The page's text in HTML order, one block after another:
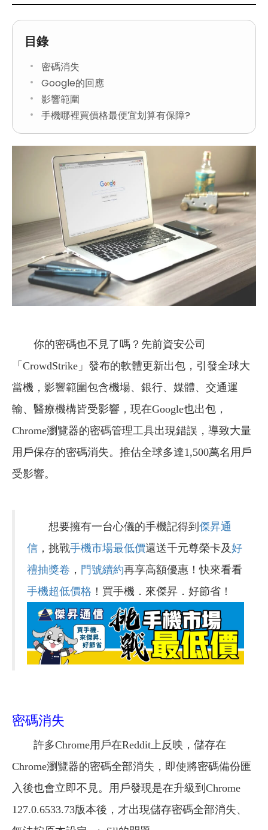
目錄
密碼消失
Google的回應
影響範圍
手機哪裡買價格最便宜划算有保障?
你的密碼也不見了嗎？先前資安公司
「CrowdStrike」發布的軟體更新出包，引發全球大
當機，影響範圍包含機場、銀行、媒體、交通運
輸、醫療機構皆受影響，現在Google也出包，
Chrome瀏覽器的密碼管理工具出現錯誤，導致大量
用戶保存的密碼消失。推估全球多達1,500萬名用戶
受影響。
想要擁有一台心儀的手機記得到 傑昇通
信 ，挑戰手機市場最低價還送千元尊榮卡及好
禮抽獎卷 ， 門號續約再享高額優惠！快來看看
手機超低價格 ！買手機．來傑昇．好節省！
密碼消失
許多Chrome用戶在Reddit上反映，儲存在
Chrome瀏覽器的密碼全部消失，即使將密碼備份匯
入後也會立即不見。用戶發現是在升級到Chrome
127.0.6533.73版本後，才出現儲存密碼全部消失、